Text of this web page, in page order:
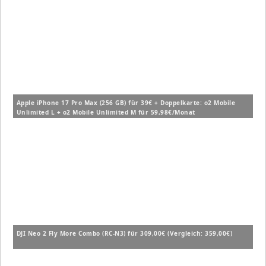
Apple iPhone 17 Pro Max (256 GB) für 39€ + Doppelkarte: o2 Mobile
Unlimited L + o2 Mobile Unlimited M für 59,98€/Monat
DJI Neo 2 Fly More Combo (RC-N3) für 309,00€ (Vergleich: 359,00€)